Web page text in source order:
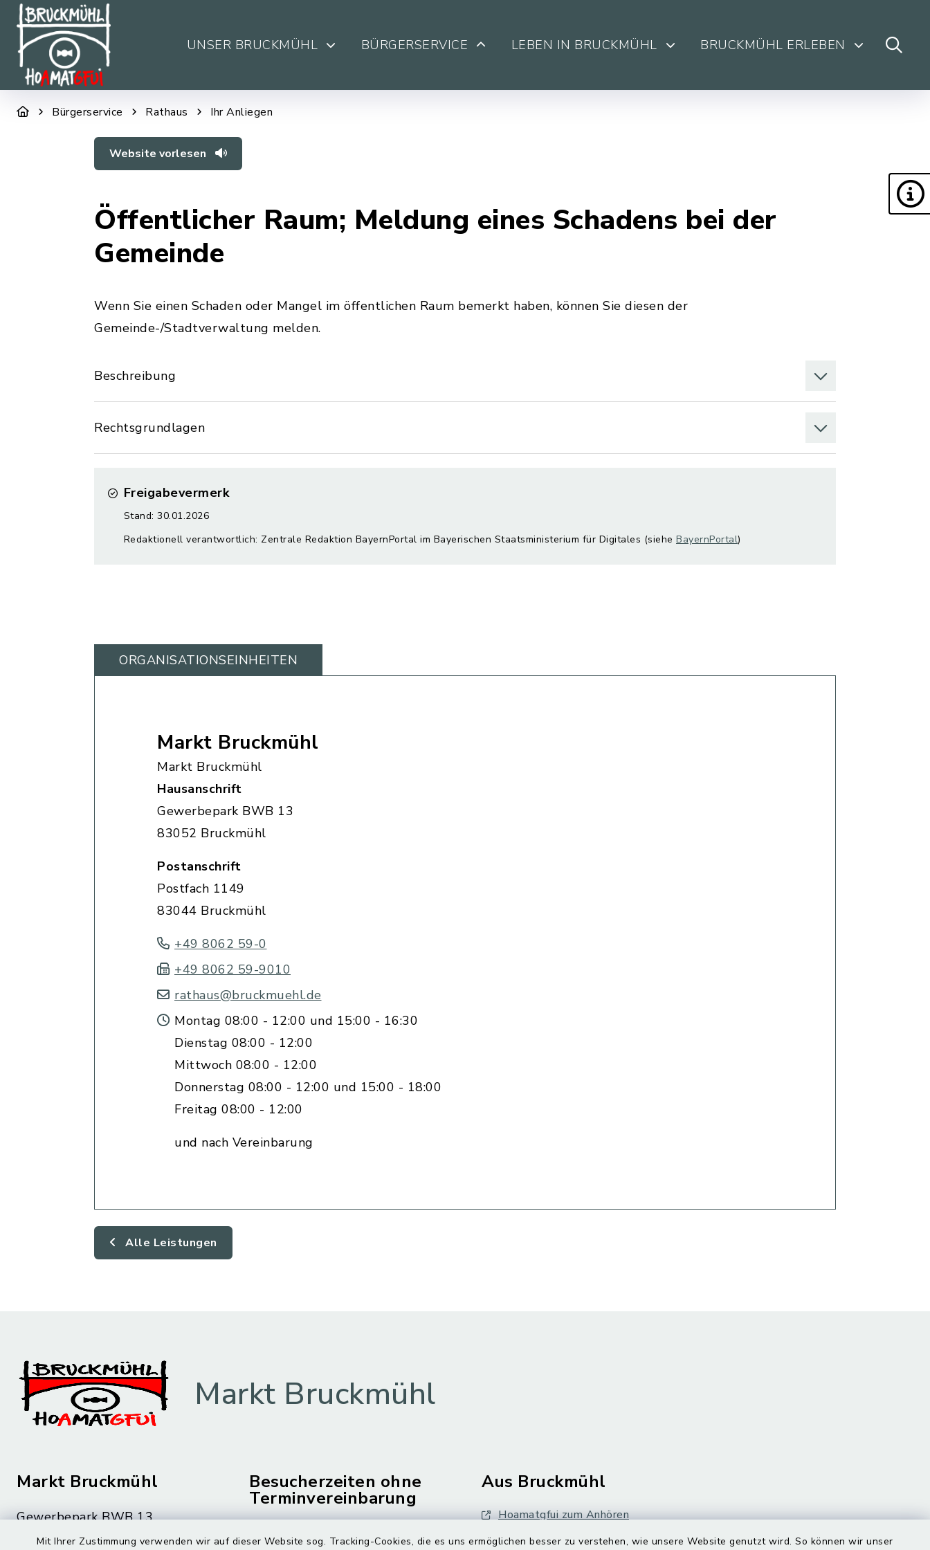
Mit Ihrer Zustimmung verwenden wir auf dieser Website sog. Tracking-Cookies, die es uns ermöglichen besser zu verstehen, wie unsere Website genutzt wird. So können wir unser
UNSER BRUCKMÜHL BÜRGERSERVICE LEBEN IN BRUCKMÜHL BRUCKMÜHL ERLEBEN
Bürgerservice Rathaus Ihr Anliegen
Website vorlesen
Öffentlicher Raum; Meldung eines Schadens bei der
Gemeinde
Wenn Sie einen Schaden oder Mangel im öffentlichen Raum bemerkt haben, können Sie diesen der
Gemeinde-/Stadtverwaltung melden.
Beschreibung
Rechtsgrundlagen
Freigabevermerk
Stand: 30.01.2026
Redaktionell verantwortlich: Zentrale Redaktion BayernPortal im Bayerischen Staatsministerium für Digitales (siehe BayernPortal)
ORGANISATIONS­EINHEITEN
Markt Bruckmühl
Markt Bruckmühl
Hausanschrift
Gewerbepark BWB 13
83052 Bruckmühl
Postanschrift
Postfach 1149
83044 Bruckmühl
+49 8062 59-0
+49 8062 59-9010
rathaus@bruckmuehl.de
Montag 08:00 - 12:00 und 15:00 - 16:30
Dienstag 08:00 - 12:00
Mittwoch 08:00 - 12:00
Donnerstag 08:00 - 12:00 und 15:00 - 18:00
Freitag 08:00 - 12:00
und nach Vereinbarung
Alle Leistungen
Markt Bruckmühl
Markt Bruckmühl
Gewerbepark BWB 13
83052 Bruckmühl
Besucherzeiten ohne
Terminvereinbarung
Aus Bruckmühl
Hoamatgfui zum Anhören
Digitaler Ortsplan